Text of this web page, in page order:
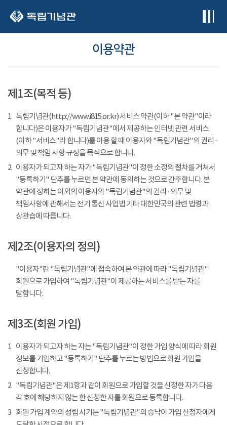
이용약관
제1조(목적 등)
1 독립기념관(http://www.i815.or.kr) 서비스 약관(이하 "본 약관"이라
합니다)은 이용자가 "독립기념관"에서 제공하는 인터넷 관련 서비스
(이하 "서비스"라 합니다)를 이용 할 때 이용자와 "독립기념관"의 권리 ·
의무 및 책임 사항 규정을 목적으로 합니다.
2 이용자가 되고자 하는 자가 "독립기념관"이 정한 소정의 절차를 거쳐서
"등록하기" 단추를 누르면 본 약관에 동의하는 것으로 간주합니다. 본
약관에 정하는 이외의 이용자와 "독립기념관"의 권리 · 의무 및
책임사항에 관해서는 전기 통신 사업법 기타 대한민국의 관련 법령과
상관습에 따릅니다.
제2조(이용자의 정의)
"이용자"란 "독립기념관"에 접속하여 본 약관에 따라 "독립기념관"
회원으로 가입하여 "독립기념관"이 제공하는 서비스를 받는 자를
말합니다.
제3조(회원 가입)
1 이용자가 되고자 하는 자는 "독립기념관"이 정한 가입 양식에 따라 회원
정보를 기입하고 "등록하기" 단추를 누르는 방법으로 회원 가입을
신청합니다.
2 "독립기념관"은 제1항과 같이 회원으로 가입할 것을 신청한 자가 다음
각 호에 해당하지 않는 한 신청한 자를 회원으로 등록합니다.
3 회원 가입 계약의 성립 시기는 "독립기념관"의 승낙이 가입 신청자에게